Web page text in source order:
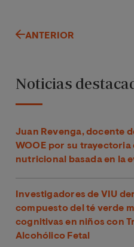
ANTERIOR
Noticias
Juan Revenga, docente
WOOE por su
nutricional basada en la
Investigadores de VIU
compuesto del té verde
cognitivas en niños con
Alcohólico Fetal